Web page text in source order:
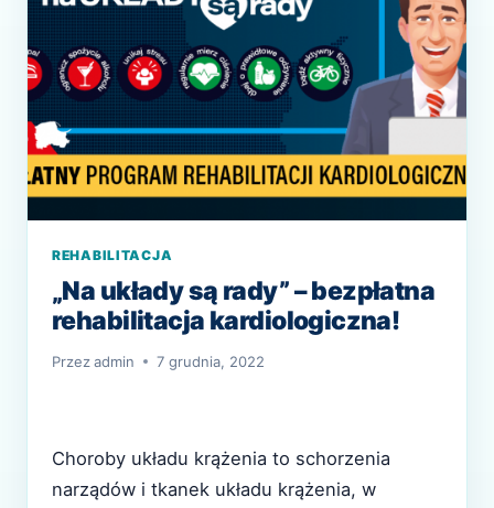
REHABILITACJA
„Na układy są rady” – bezpłatna
rehabilitacja kardiologiczna!
Przezadmin 7 grudnia, 2022
Choroby układu krążenia to schorzenia
narządów i tkanek układu krążenia, w